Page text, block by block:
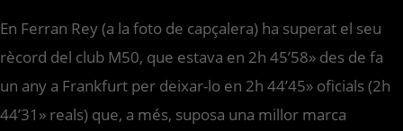
En Ferran Rey (a la foto de capçalera) ha superat el seu
rècord del club M50, que estava en 2h 45’58» des de fa
un any a Frankfurt per deixar-lo en 2h 44’45» oficials (2h
44’31» reals) que, a més, suposa una millor marca